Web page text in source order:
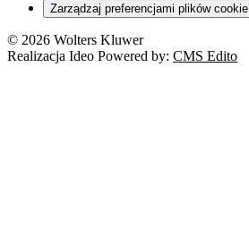
Zarządzaj preferencjami plików cookie
© 2026 Wolters Kluwer
Realizacja Ideo Powered by: CMS Edito